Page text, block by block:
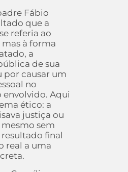
Fábio
que a
referia ao
à forma
a
de sua
por causar um
no
Aqui
ético: a
justiça ou
sem
final
real a uma